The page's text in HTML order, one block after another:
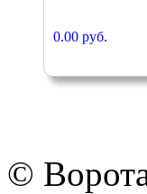
0.00 руб.
©